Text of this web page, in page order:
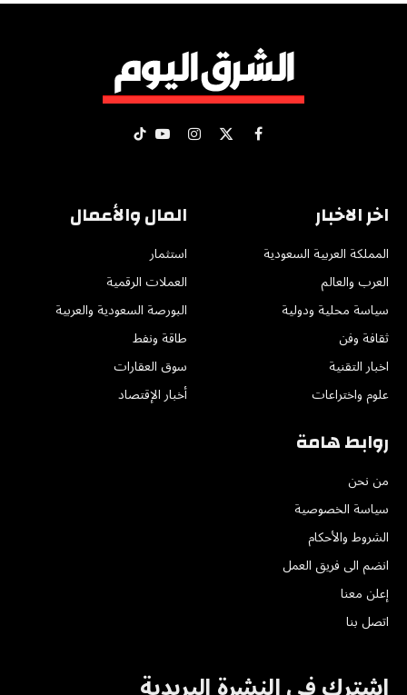
فيسبوك
X الانستغراميوتيوبتيكتوك
اخر الاخبار
المملكة العربية السعودية
العرب والعالم
سياسة محلية ودولية
ثقافة وفن
اخبار التقنية
علوم واختراعات
المال والأعمال
استثمار
العملات الرقمية
البورصة السعودية والعربية
طاقة ونفط
سوق العقارات
أخبار الإقتصاد
روابط هامة
من نحن
سياسة الخصوصية
الشروط والأحكام
انضم الى فريق العمل
إعلن معنا
اتصل بنا